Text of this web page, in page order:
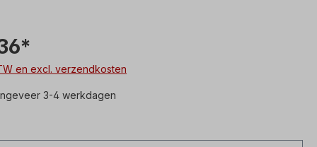
en excl. verzendkosten
3-4 werkdagen